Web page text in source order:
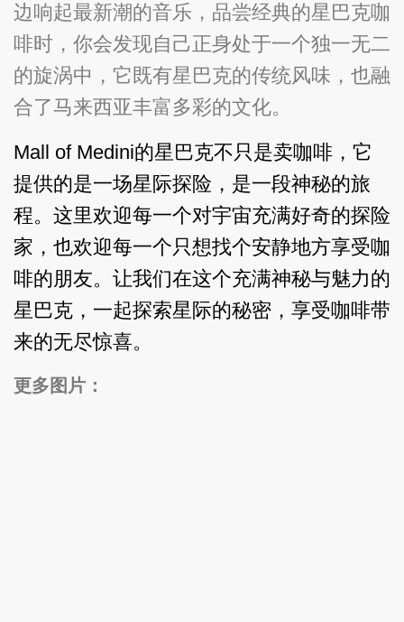
边响起最新潮的音乐，品尝经典的星巴克咖
啡时，你会发现自己正身处于一个独一无二
的旋涡中，它既有星巴克的传统风味，也融
合了马来西亚丰富多彩的文化。
Mall of Medini的星巴克不只是卖咖啡，它
提供的是一场星际探险，是一段神秘的旅
程。这里欢迎每一个对宇宙充满好奇的探险
家，也欢迎每一个只想找个安静地方享受咖
啡的朋友。让我们在这个充满神秘与魅力的
星巴克，一起探索星际的秘密，享受咖啡带
来的无尽惊喜。
更多图片：